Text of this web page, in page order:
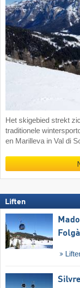
Het skigebied strekt
traditionele
en Marilleva in Val di
Liften